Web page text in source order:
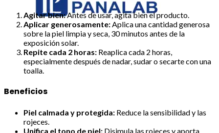
Agitar bien:Antes de usar, agita bien el producto.
Aplicar generosamente:Aplica una cantidad generosa
sobre la piel limpia y seca, 30 minutos antes de la
exposición solar.
Repite cada 2 horas: Reaplica cada 2 horas,
especialmente después de nadar, sudar o secarte con una
toalla.
Beneficios
Piel calmada y protegida: Reduce la sensibilidad y las
rojeces.
Unifica el tono de piel: Disimula las rojeces y aporta